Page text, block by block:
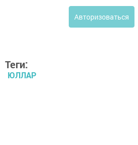
Авторизоваться
Теги:
ЮЛЛАР